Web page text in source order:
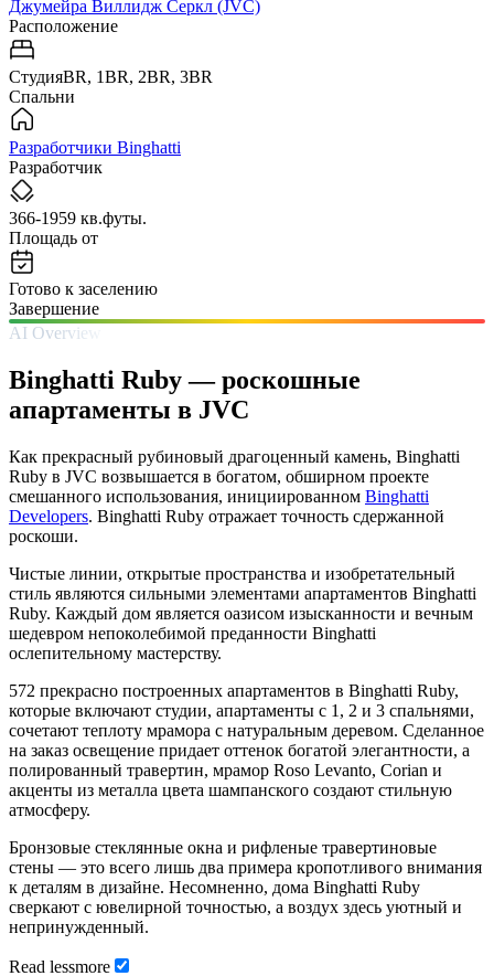
Джумейра Виллидж Серкл (JVC)
Расположение
СтудияBR, 1BR, 2BR, 3BR
Спальни
Разработчики Binghatti
Разработчик
366-1959 кв.футы.
Площадь от
Готово к заселению
Завершение
AI Overview
Binghatti Ruby — роскошные
апартаменты в JVC
Как прекрасный рубиновый драгоценный камень, Binghatti
Ruby в JVC возвышается в богатом, обширном проекте
смешанного использования, инициированном Binghatti
Developers. Binghatti Ruby отражает точность сдержанной
роскоши.
Чистые линии, открытые пространства и изобретательный
стиль являются сильными элементами апартаментов Binghatti
Ruby. Каждый дом является оазисом изысканности и вечным
шедевром непоколебимой преданности Binghatti
ослепительному мастерству.
572 прекрасно построенных апартаментов в Binghatti Ruby,
которые включают студии, апартаменты с 1, 2 и 3 спальнями,
сочетают теплоту мрамора с натуральным деревом. Сделанное
на заказ освещение придает оттенок богатой элегантности, а
полированный травертин, мрамор Roso Levanto, Corian и
акценты из металла цвета шампанского создают стильную
атмосферу.
Бронзовые стеклянные окна и рифленые травертиновые
стены — это всего лишь два примера кропотливого внимания
к деталям в дизайне. Несомненно, дома Binghatti Ruby
сверкают с ювелирной точностью, а воздух здесь уютный и
непринужденный.
Read lessmore